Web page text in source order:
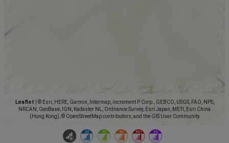
Leaflet
© Esri, HERE, Garmin, Intermap, increment P Corp., GEBCO, USGS, FAO, NPS,
NRCAN, GeoBase, IGN, Kadaster NL, Ordnance Survey, Esri Japan, METI, Esri China
(Hong Kong), © OpenStreetMap contributors, and the GIS User Community